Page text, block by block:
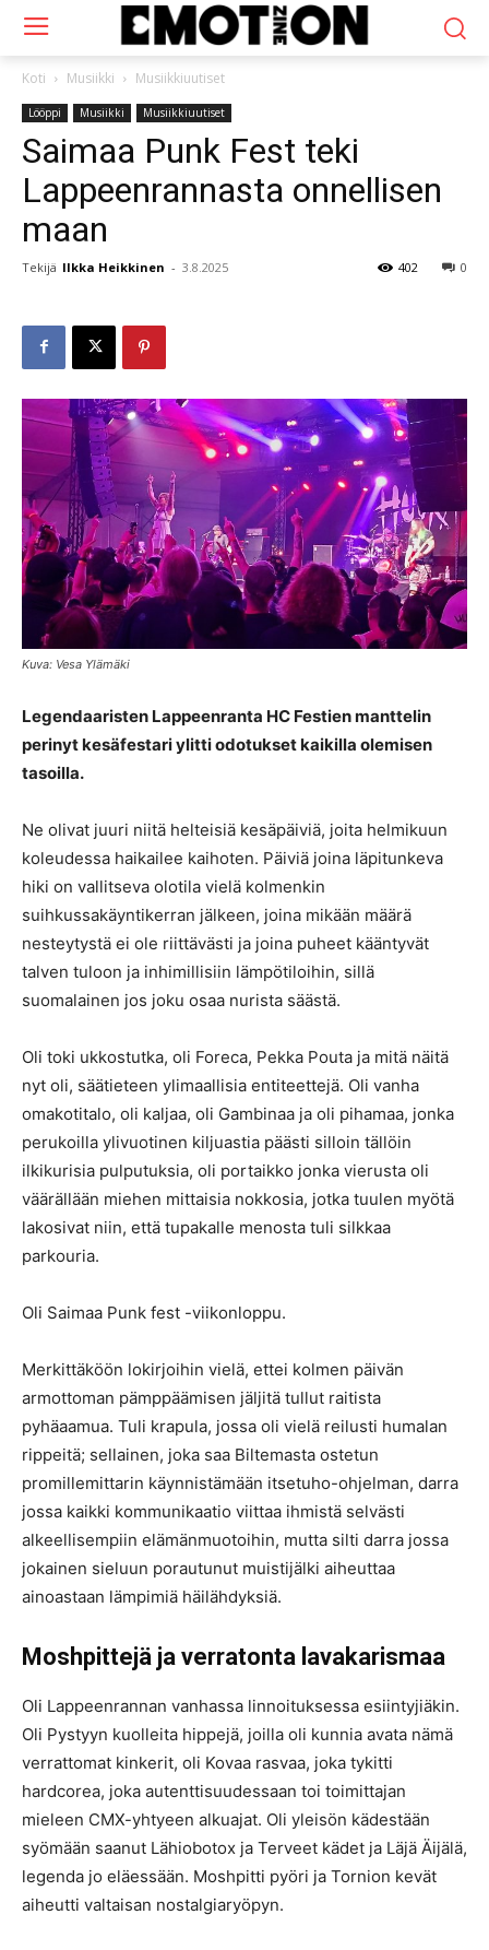
Koti Musiikki Musiikkiuutiset
Lööppi Musiikki Musiikkiuutiset
Saimaa Punk Fest teki
Lappeenrannasta onnellisen
maan
Tekijä Ilkka Heikkinen - 3.8.2025 0
402
Kuva: Vesa Ylämäki
Legendaaristen Lappeenranta HC Festien manttelin
perinyt kesäfestari ylitti odotukset kaikilla olemisen
tasoilla.
Ne olivat juuri niitä helteisiä kesäpäiviä, joita helmikuun
koleudessa haikailee kaihoten. Päiviä joina läpitunkeva
hiki on vallitseva olotila vielä kolmenkin
suihkussakäyntikerran jälkeen, joina mikään määrä
nesteytystä ei ole riittävästi ja joina puheet kääntyvät
talven tuloon ja inhimillisiin lämpötiloihin, sillä
suomalainen jos joku osaa nurista säästä.
Oli toki ukkostutka, oli Foreca, Pekka Pouta ja mitä näitä
nyt oli, säätieteen ylimaallisia entiteettejä. Oli vanha
omakotitalo, oli kaljaa, oli Gambinaa ja oli pihamaa, jonka
perukoilla ylivuotinen kiljuastia päästi silloin tällöin
ilkikurisia pulputuksia, oli portaikko jonka vierusta oli
väärällään miehen mittaisia nokkosia, jotka tuulen myötä
lakosivat niin, että tupakalle menosta tuli silkkaa
parkouria.
Oli Saimaa Punk fest -viikonloppu.
Merkittäköön lokirjoihin vielä, ettei kolmen päivän
armottoman pämppäämisen jäljitä tullut raitista
pyhäaamua. Tuli krapula, jossa oli vielä reilusti humalan
rippeitä; sellainen, joka saa Biltemasta ostetun
promillemittarin käynnistämään itsetuho-ohjelman, darra
jossa kaikki kommunikaatio viittaa ihmistä selvästi
alkeellisempiin elämänmuotoihin, mutta silti darra jossa
jokainen sieluun porautunut muistijälki aiheuttaa
ainoastaan lämpimiä häilähdyksiä.
Moshpittejä ja verratonta lavakarismaa
Oli Lappeenrannan vanhassa linnoituksessa esiintyjiäkin.
Oli Pystyyn kuolleita hippejä, joilla oli kunnia avata nämä
verrattomat kinkerit, oli Kovaa rasvaa, joka tykitti
hardcorea, joka autenttisuudessaan toi toimittajan
mieleen CMX-yhtyeen alkuajat. Oli yleisön kädestään
syömään saanut Lähiobotox ja Terveet kädet ja Läjä Äijälä,
legenda jo eläessään. Moshpitti pyöri ja Tornion kevät
aiheutti valtaisan nostalgiaryöpyn.